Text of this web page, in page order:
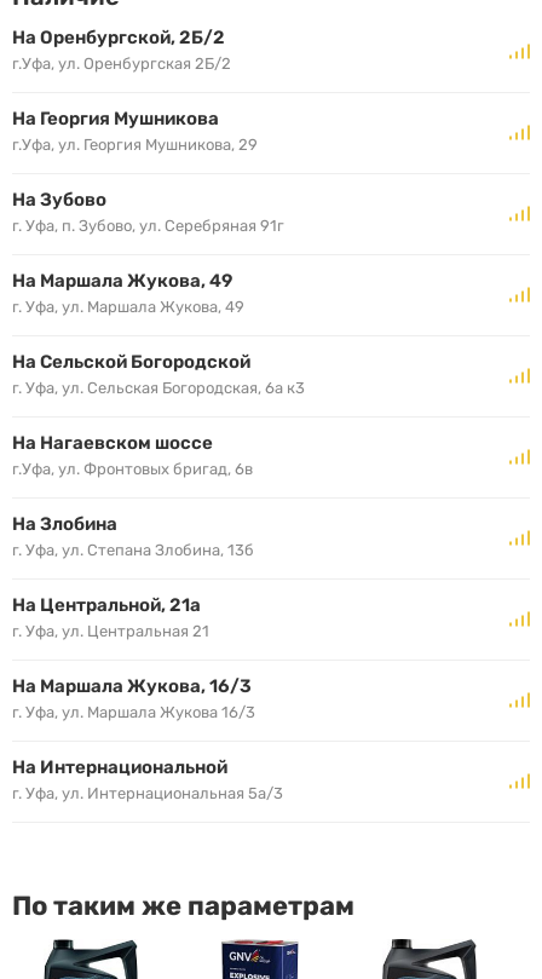
На Оренбургской, 2Б/2
г.Уфа, ул. Оренбургская 2Б/2
На Георгия Мушникова
г.Уфа, ул. Георгия Мушникова, 29
На Зубово
г. Уфа, п. Зубово, ул. Серебряная 91г
На Маршала Жукова, 49
г. Уфа, ул. Маршала Жукова, 49
На Сельской Богородской
г. Уфа, ул. Сельская Богородская, 6а к3
На Нагаевском шоссе
г.Уфа, ул. Фронтовых бригад, 6в
На Злобина
г. Уфа, ул. Степана Злобина, 13б
На Центральной, 21а
г. Уфа, ул. Центральная 21
На Маршала Жукова, 16/3
г. Уфа, ул. Маршала Жукова 16/3
На Интернациональной
г. Уфа, ул. Интернациональная 5а/3
По таким же параметрам